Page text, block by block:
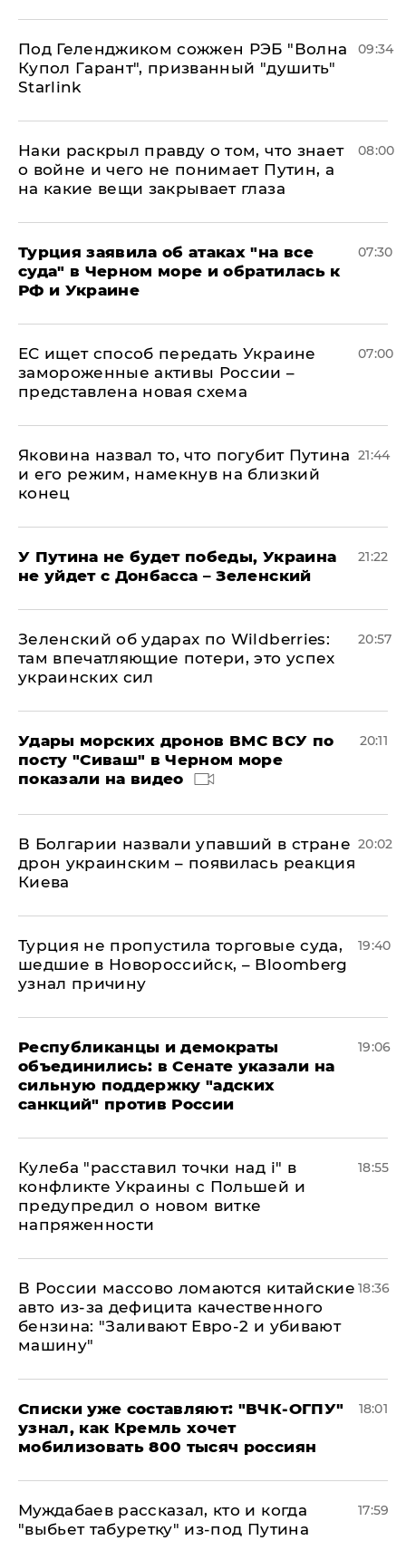
Под Геленджиком сожжен РЭБ "Волна
Купол Гарант", призванный "душить"
Starlink
09:34
Наки раскрыл правду о том, что знает
о войне и чего не понимает Путин, а
на какие вещи закрывает глаза
08:00
Турция заявила об атаках "на все
суда" в Черном море и обратилась к
РФ и Украине
07:30
ЕС ищет способ передать Украине
замороженные активы России –
представлена новая схема
07:00
Яковина назвал то, что погубит Путина
и его режим, намекнув на близкий
конец
21:44
У Путина не будет победы, Украина
не уйдет с Донбасса – Зеленский
21:22
Зеленский об ударах по Wildberries:
там впечатляющие потери, это успех
украинских сил
20:57
Удары морских дронов ВМС ВСУ по
посту "Сиваш" в Черном море
показали на видео
20:11
В Болгарии назвали упавший в стране
дрон украинским – появилась реакция
Киева
20:02
Турция не пропустила торговые суда,
шедшие в Новороссийск, – Bloomberg
узнал причину
19:40
Республиканцы и демократы
объединились: в Сенате указали на
сильную поддержку "адских
санкций" против России
19:06
Кулеба "расставил точки над і" в
конфликте Украины с Польшей и
предупредил о новом витке
напряженности
18:55
В России массово ломаются китайские
авто из-за дефицита качественного
бензина: "Заливают Евро-2 и убивают
машину"
18:36
Списки уже составляют: "ВЧК-ОГПУ"
узнал, как Кремль хочет
мобилизовать 800 тысяч россиян
18:01
Муждабаев рассказал, кто и когда
"выбьет табуретку" из-под Путина
17:59